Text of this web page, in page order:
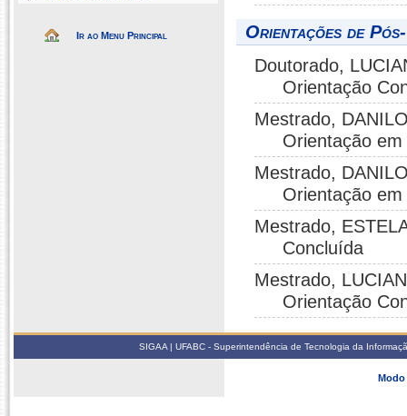
Ir ao Menu Principal
Orientações de
Doutorado,
Orientação
Mestrado,
Orientação
Mestrado,
Orientação
Mestrado,
Concluída
Mestrado,
Orientação
SIGAA | UFABC - Superintendência de Tecnologia da
Modo